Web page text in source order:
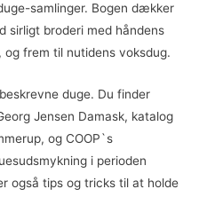
samlinger. Bogen dækker
sirligt broderi med håndens
frem til nutidens voksdug.
duge. Du finder
Jensen Damask, katalog
og COOP`s
i perioden
også tips og tricks til at holde